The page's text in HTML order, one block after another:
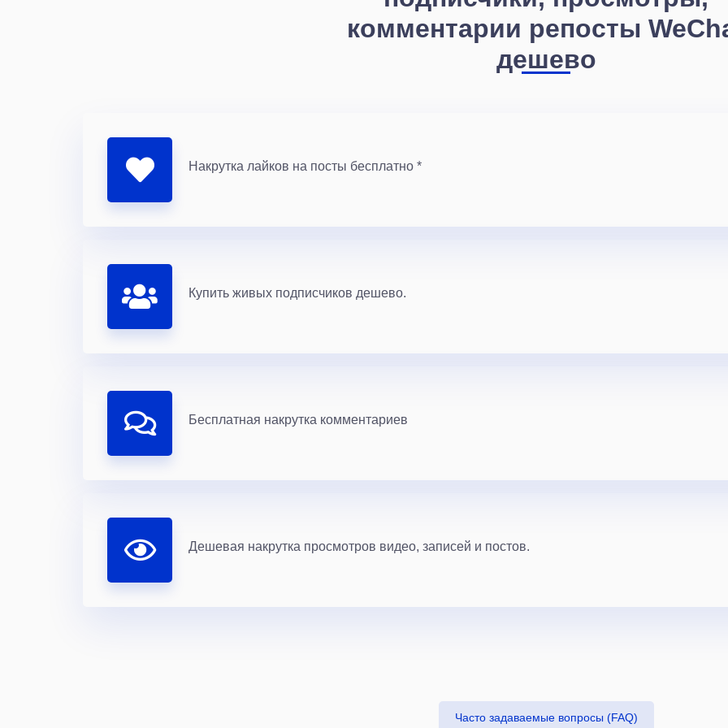
комментарии репосты
дешево
Накрутка лайков на посты бесплатно *
Купить живых подписчиков дешево.
Бесплатная накрутка комментариев
Дешевая накрутка просмотров видео, записей и постов.
Часто задаваемые вопросы (FAQ)